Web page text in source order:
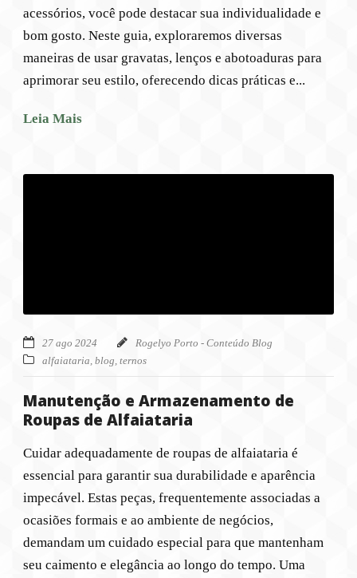
acessórios, você pode destacar sua individualidade e
bom gosto. Neste guia, exploraremos diversas
maneiras de usar gravatas, lenços e abotoaduras para
aprimorar seu estilo, oferecendo dicas práticas e...
Leia Mais
27 ago 2024
Rogelyo Porto - Conteúdo Blog
alfaiataria blog ternos
Manutenção e Armazenamento de
Roupas de Alfaiataria
Cuidar adequadamente de roupas de alfaiataria é
essencial para garantir sua durabilidade e aparência
impecável. Estas peças, frequentemente associadas a
ocasiões formais e ao ambiente de negócios,
demandam um cuidado especial para que mantenham
seu caimento e elegância ao longo do tempo. Uma